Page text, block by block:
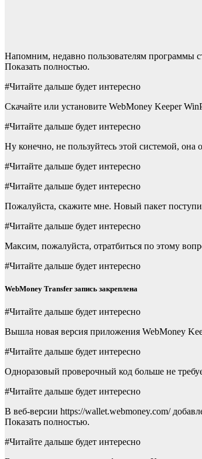
Напомним, недавно пользователям программы
Показать полностью.
#Читайте дальше будет интересно
Скачайте или установите WebMoney Keeper
#Читайте дальше будет интересно
Ну конечно, не пользуйтесь этой системой,
#Читайте дальше будет интересно
#Читайте дальше будет интересно
Пожалуйста, скажите мне. Новый пакет
#Читайте дальше будет интересно
Максим, пожалуйста, отратбиться по этому
#Читайте дальше будет интересно
WebMoney Transfer запись закреплена
#Читайте дальше будет интересно
Вышла новая версия приложения WebMoney
#Читайте дальше будет интересно
Одноразовый проверочный код больше не
#Читайте дальше будет интересно
В веб-версии https://wallet.webmoney.com/
Показать полностью.
#Читайте дальше будет интересно